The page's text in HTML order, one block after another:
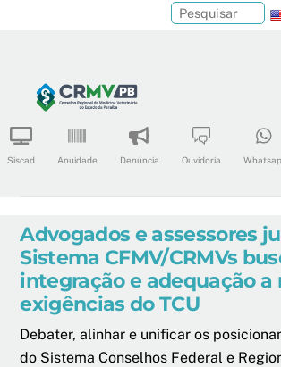
content
Siscad Anuidade Denúncia Ouvidoria
Pesquisar
Advogados e assessores
Sistema CFMV/CRMVs
integração e adequação a
exigências do TCU
Debater, alinhar e unificar os
do Sistema Conselhos Federal e